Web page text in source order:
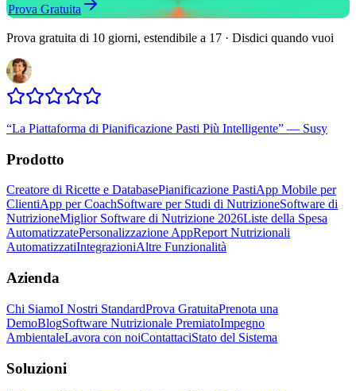
Prova Gratuita
Prova gratuita di 10 giorni, estendibile a 17 · Disdici quando vuoi
“La Piattaforma di Pianificazione Pasti Più Intelligente” — Susy
Prodotto
Creatore di Ricette e DatabasePianificazione PastiApp Mobile per
ClientiApp per CoachSoftware per Studi di NutrizioneSoftware di
NutrizioneMiglior Software di Nutrizione 2026Liste della Spesa
AutomatizzatePersonalizzazione AppReport Nutrizionali
AutomatizzatiIntegrazioniAltre Funzionalità
Azienda
Chi SiamoI Nostri StandardProva GratuitaPrenota una
DemoBlogSoftware Nutrizionale PremiatoImpegno
AmbientaleLavora con noiContattaciStato del Sistema
Soluzioni